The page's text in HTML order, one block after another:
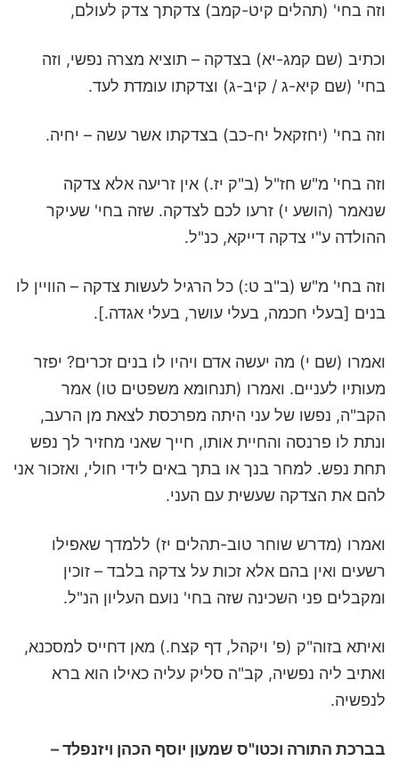
וזה בחי' (תהלים קיט-קמב) צדקתך צדק לעולם,
וכתיב (שם קמג-יא) בצדקה – תוציא מצרה נפשי, וזה
בחי' (שם קיא-ג / קיב-ג) וצדקתו עומדת לעד.
וזה בחי' (יחזקאל יח-כב) בצדקתו אשר עשה – יחיה.
וזה בחי' מ"ש חז"ל (ב"ק יז.) אין זריעה אלא צדקה
שנאמר (הושע י) זרעו לכם לצדקה. שזה בחי' שעיקר
ההולדה ע"י צדקה דייקא, כנ"ל.
וזה בחי' מ"ש (ב"ב ט:) כל הרגיל לעשות צדקה – הוויין לו
בנים [בעלי חכמה, בעלי עושר, בעלי אגדה.].
ואמרו (שם י) מה יעשה אדם ויהיו לו בנים זכרים? יפזר
מעותיו לעניים. ואמרו (תנחומא משפטים טו) אמר
הקב"ה, נפשו של עני היתה מפרכסת לצאת מן הרעב,
ונתת לו פרנסה והחיית אותו, חייך שאני מחזיר לך נפש
תחת נפש. למחר בנך או בתך באים לידי חולי, ואזכור אני
להם את הצדקה שעשית עם העני.
ואמרו (מדרש שוחר טוב-תהלים יז) ללמדך שאפילו
רשעים ואין בהם אלא זכות על צדקה בלבד – זוכין
ומקבלים פני השכינה שזה בחי' נועם העליון הנ"ל.
ואיתא בזוה"ק (פ' ויקהל, דף קצח.) מאן דחייס למסכנא,
ואתיב ליה נפשיה, קב"ה סליק עליה כאילו הוא ברא
לנפשיה.
בברכת התורה וכטו"ס שמעון יוסף הכהן ויזנפלד –